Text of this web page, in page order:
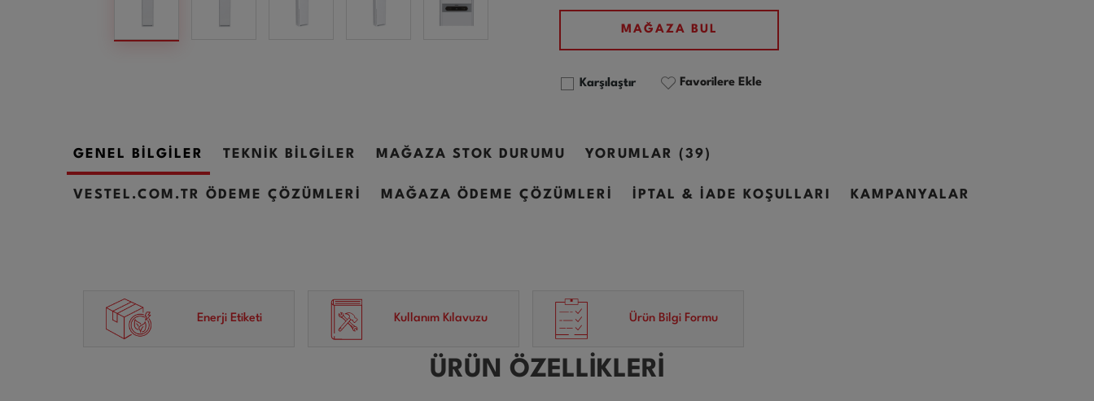
MAĞAZA BUL
Karşılaştır Favorilere Ekle
GENEL BİLGİLER TEKNİK BİLGİLER MAĞAZA STOK DURUMU YORUMLAR (39)
VESTEL.COM.TR ÖDEME ÇÖZÜMLERİ MAĞAZA ÖDEME ÇÖZÜMLERİ İPTAL & İADE KOŞULLARI KAMPANYALAR
Enerji Etiketi Kullanım Kılavuzu Ürün Bilgi Formu
ÜRÜN ÖZELLİKLERİ